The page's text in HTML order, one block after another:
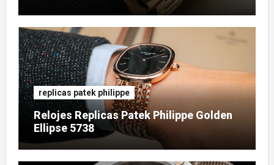
replicas patek philippe
Relojes Replicas Patek Philippe Golden
Ellipse 5738